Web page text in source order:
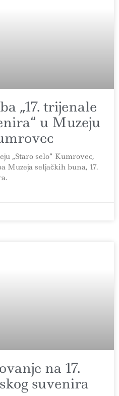
„17. trijenale
u Muzeju
„Staro selo“ Kumrovec,
Muzeja seljačkih buna, 17.
na 17.
suvenira